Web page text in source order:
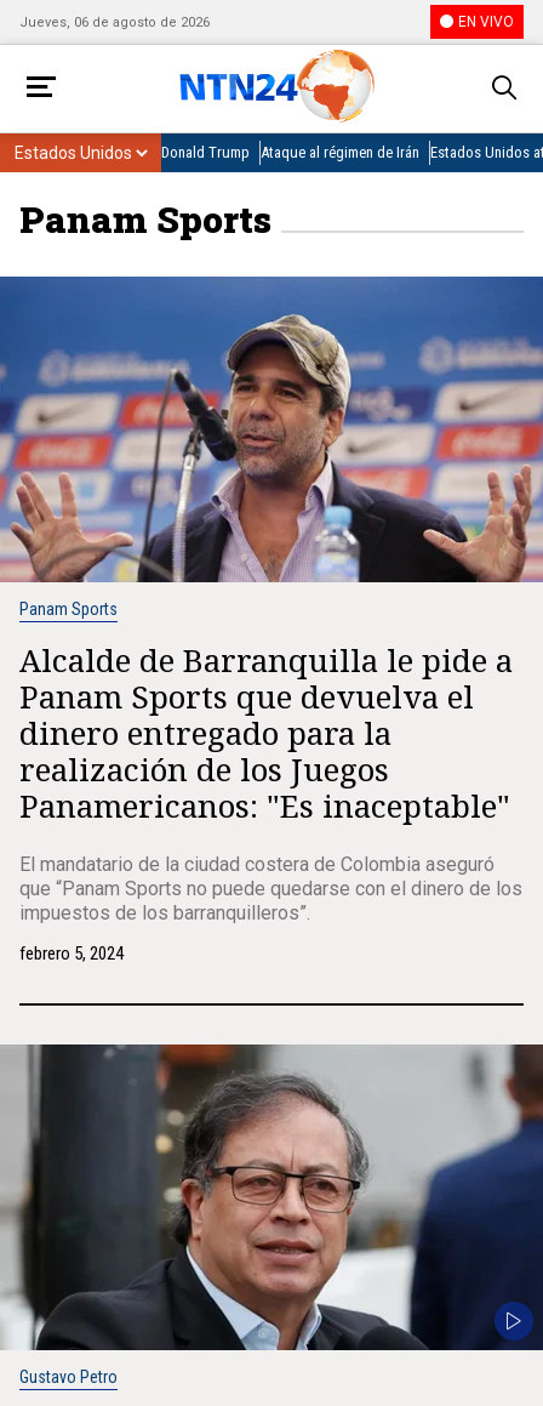
Jueves, 06 de agosto de 2026 EN VIVO
Donald Trump Ataque al régimen de Irán Estados Unidos
Panam Sports
Panam Sports
Alcalde de Barranquilla le pide a
Panam Sports que devuelva el
dinero entregado para la
realización de los Juegos
Panamericanos: "Es inaceptable"
El mandatario de la ciudad costera de Colombia aseguró
que “Panam Sports no puede quedarse con el dinero de los
impuestos de los barranquilleros”.
febrero 5, 2024
Gustavo Petro